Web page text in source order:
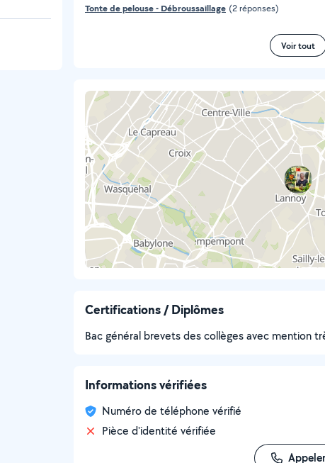
Tonte de pelouse - Débroussaillage (2 réponses)
Voir tout
Certifications / Diplômes
Bac général brevets des collèges avec mention
Informations vérifiées
Numéro de téléphone vérifié
Pièce d'identité vérifiée
Appeler